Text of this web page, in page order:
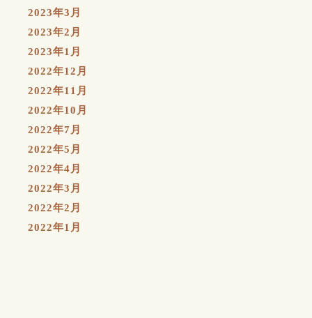
2023年3月
2023年2月
2023年1月
2022年12月
2022年11月
2022年10月
2022年7月
2022年5月
2022年4月
2022年3月
2022年2月
2022年1月